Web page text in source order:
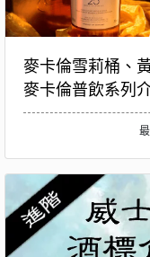
麥卡倫雪莉桶、
麥卡倫普飲系列